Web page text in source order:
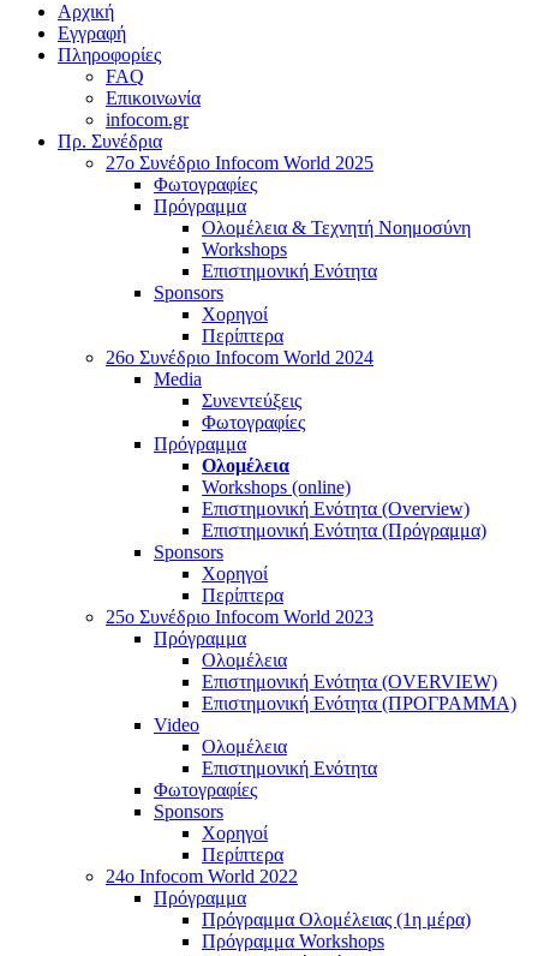
Αρχική
Εγγραφή
Πληροφορίες
FAQ
Επικοινωνία
infocom.gr
Πρ. Συνέδρια
27o Συνέδριο Infocom World 2025
Φωτογραφίες
Πρόγραμμα
Ολομέλεια & Τεχνητή Νοημοσύνη
Workshops
Επιστημονική Ενότητα
Sponsors
Χορηγοί
Περίπτερα
26o Συνέδριο Infocom World 2024
Media
Συνεντεύξεις
Φωτογραφίες
Πρόγραμμα
Ολομέλεια
Workshops (online)
Επιστημονική Ενότητα (Overview)
Επιστημονική Ενότητα (Πρόγραμμα)
Sponsors
Χορηγοί
Περίπτερα
25o Συνέδριο Infocom World 2023
Πρόγραμμα
Ολομέλεια
Επιστημονική Ενότητα (OVERVIEW)
Επιστημονική Ενότητα (ΠΡΟΓΡΑΜΜΑ)
Video
Ολομέλεια
Επιστημονική Ενότητα
Φωτογραφίες
Sponsors
Χορηγοί
Περίπτερα
24o Infocom World 2022
Πρόγραμμα
Πρόγραμμα Ολομέλειας (1η μέρα)
Πρόγραμμα Workshops